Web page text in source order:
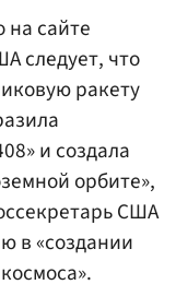
на сайте
следует, что
ракету
и создала
орбите»,
США
в «создании